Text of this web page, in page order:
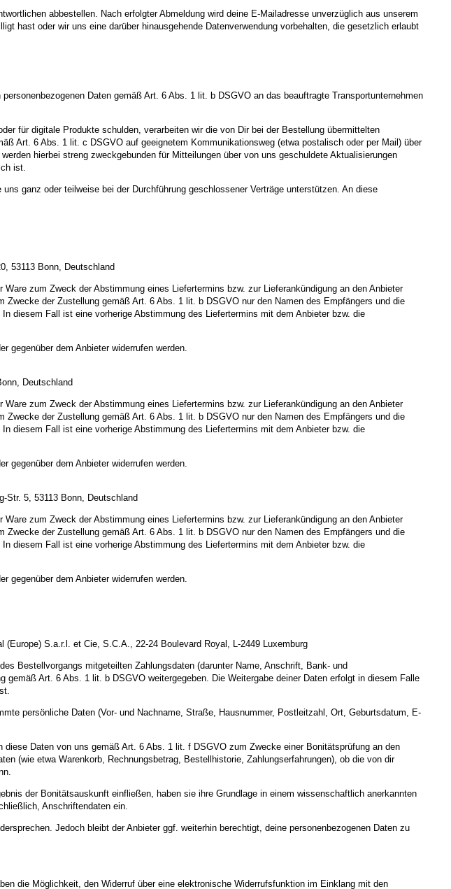
abbestellen. Nach erfolgter Abmeldung wird deine E-Mailadresse unverzüglich aus unserem
hast oder wir uns eine darüber hinausgehende Datenverwendung vorbehalten, die gesetzlich erlaubt
Daten gemäß Art. 6 Abs. 1 lit. b DSGVO an das beauftragte Transportunternehmen
für digitale Produkte schulden, verarbeiten wir die von Dir bei der Bestellung übermittelten
Art. 6 Abs. 1 lit. c DSGVO auf geeignetem Kommunikationsweg (etwa postalisch oder per Mail) über
hierbei streng zweckgebunden für Mitteilungen über von uns geschuldete Aktualisierungen
ist.
ganz oder teilweise bei der Durchführung geschlossener Verträge unterstützen. An diese
53113 Bonn, Deutschland
zum Zweck der Abstimmung eines Liefertermins bzw. zur Lieferankündigung an den Anbieter
der Zustellung gemäß Art. 6 Abs. 1 lit. b DSGVO nur den Namen des Empfängers und die
diesem Fall ist eine vorherige Abstimmung des Liefertermins mit dem Anbieter bzw. die
gegenüber dem Anbieter widerrufen werden.
Deutschland
zum Zweck der Abstimmung eines Liefertermins bzw. zur Lieferankündigung an den Anbieter
der Zustellung gemäß Art. 6 Abs. 1 lit. b DSGVO nur den Namen des Empfängers und die
diesem Fall ist eine vorherige Abstimmung des Liefertermins mit dem Anbieter bzw. die
gegenüber dem Anbieter widerrufen werden.
Str. 5, 53113 Bonn, Deutschland
zum Zweck der Abstimmung eines Liefertermins bzw. zur Lieferankündigung an den Anbieter
der Zustellung gemäß Art. 6 Abs. 1 lit. b DSGVO nur den Namen des Empfängers und die
diesem Fall ist eine vorherige Abstimmung des Liefertermins mit dem Anbieter bzw. die
gegenüber dem Anbieter widerrufen werden.
S.a.r.l. et Cie, S.C.A., 22-24 Boulevard Royal, L-2449 Luxemburg
Bestellvorgangs mitgeteilten Zahlungsdaten (darunter Name, Anschrift, Bank- und
Art. 6 Abs. 1 lit. b DSGVO weitergegeben. Die Weitergabe deiner Daten erfolgt in diesem Falle
persönliche Daten (Vor- und Nachname, Straße, Hausnummer, Postleitzahl, Ort, Geburtsdatum, E-
Daten von uns gemäß Art. 6 Abs. 1 lit. f DSGVO zum Zwecke einer Bonitätsprüfung an den
(wie etwa Warenkorb, Rechnungsbetrag, Bestellhistorie, Zahlungserfahrungen), ob die von dir
der Bonitätsauskunft einfließen, haben sie ihre Grundlage in einem wissenschaftlich anerkannten
Anschriftendaten ein.
Jedoch bleibt der Anbieter ggf. weiterhin berechtigt, deine personenbezogenen Daten zu
die Möglichkeit, den Widerruf über eine elektronische Widerrufsfunktion im Einklang mit den